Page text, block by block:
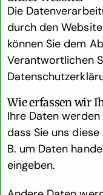
Die
durch den
können Sie dem
Verantwortlichen
Wie erfassen wir
Ihre Daten
dass Sie uns
B. um Daten
eingeben.